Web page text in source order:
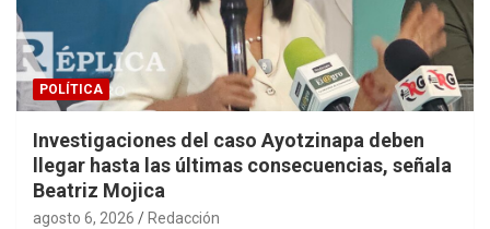
POLÍTICA
Investigaciones del caso Ayotzinapa deben
llegar hasta las últimas consecuencias, señala
Beatriz Mojica
agosto 6, 2026 Redacción